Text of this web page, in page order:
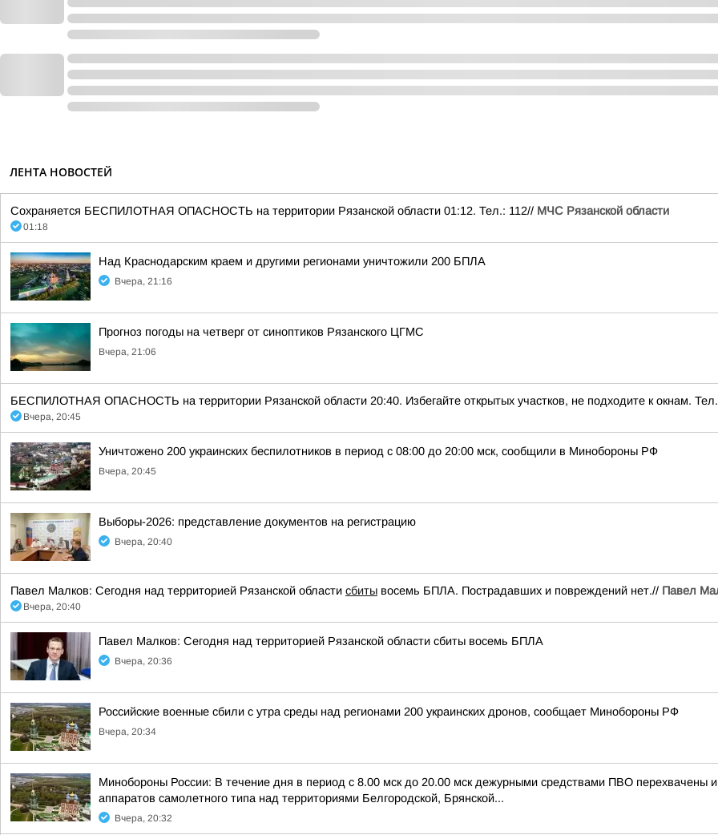
ЛЕНТА НОВОСТЕЙ
Сохраняется БЕСПИЛОТНАЯ ОПАСНОСТЬ на территории Рязанской области 01:12. Тел.: 112// МЧС Рязанской области
01:18
Над Краснодарским краем и другими регионами уничтожили 200 БПЛА
Вчера, 21:16
Прогноз погоды на четверг от синоптиков Рязанского ЦГМС
Вчера, 21:06
БЕСПИЛОТНАЯ ОПАСНОСТЬ на территории Рязанской области 20:40. Избегайте открытых участков, не подходите к окнам.
Вчера, 20:45
Уничтожено 200 украинских беспилотников в период с 08:00 до 20:00 мск, сообщили в Минобороны РФ
Вчера, 20:45
Выборы-2026: представление документов на регистрацию
Вчера, 20:40
Павел Малков: Сегодня над территорией Рязанской области сбиты восемь БПЛА. Пострадавших и повреждений нет.// Павел
Вчера, 20:40
Павел Малков: Сегодня над территорией Рязанской области сбиты восемь БПЛА
Вчера, 20:36
Российские военные сбили с утра среды над регионами 200 украинских дронов, сообщает Минобороны РФ
Вчера, 20:34
Минобороны России: В течение дня в период с 8.00 мск до 20.00 мск дежурными средствами ПВО перехвачены
аппаратов самолетного типа над территориями Белгородской, Брянской...
Вчера, 20:32